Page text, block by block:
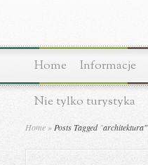
Home Informacje
Nie tylko turystyka
Home » Posts Tagged"architektura"